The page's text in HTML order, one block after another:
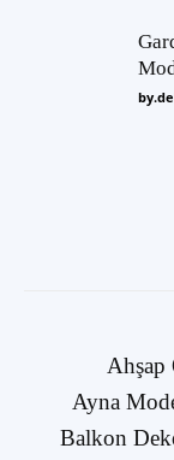
Ahşap
Ayna
Balkon